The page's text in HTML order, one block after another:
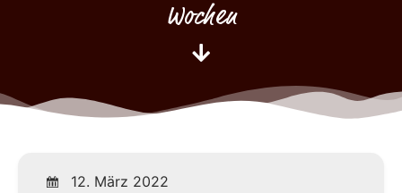
Wochen
12. März 2022